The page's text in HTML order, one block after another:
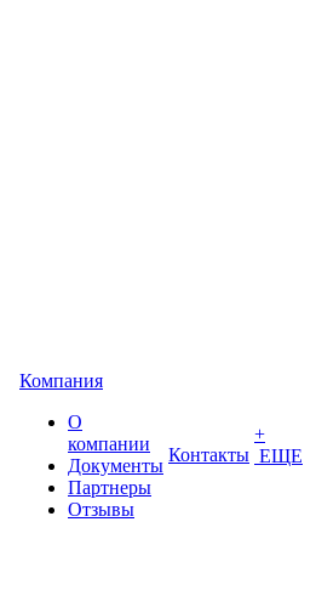
Компания
О
компании
Документы
Партнеры
Отзывы
Контакты
+
ЕЩЕ